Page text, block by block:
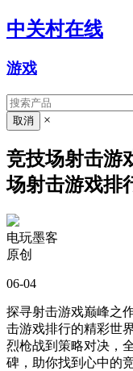
中关村在线
游戏
×
竞技场射击游
场射击游戏排
电玩墨客
原创
06-04
探寻射击游戏巅峰之
击游戏排行的精彩世
烈枪战到策略对决，
碑，助你找到心中的